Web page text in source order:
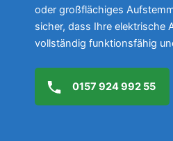
oder großflächiges
sicher, dass Ihre elektrische
vollständig funktionsfähig
0157 924 992 55